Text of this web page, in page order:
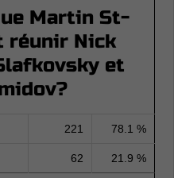
Martin St-
réunir Nick
et
221 78.1 %
62 21.9 %